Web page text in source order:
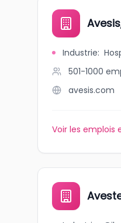
Industrie:
501-1000
avesis.com
Voir les emplois